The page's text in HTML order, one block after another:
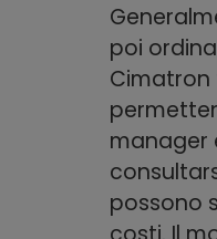
poi
Cimatron
manager
possono